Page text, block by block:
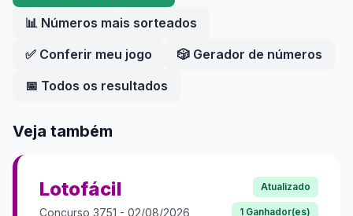
📊 Números mais sorteados
✅ Conferir meu jogo
🎲 Gerador de números
📅 Todos os resultados
Veja também
Lotofácil
Concurso 3751 - 02/08/2026
Atualizado
1 Ganhador(es)